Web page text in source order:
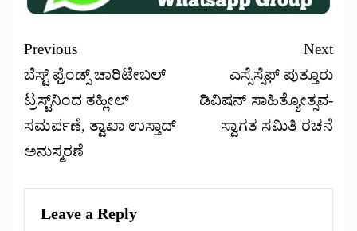
Previous
ಬೆಸ್ಟ್ ಫ್ರೆಂಡ್ಸ್ ಚಾರಿಟೇಬಲ್
ಟ್ರಸ್ಟ್‌ನಿಂದ ತಹ್ಲೀಲ್
ಸಮರ್ಪಣೆ, ತ್ವಾಖಾ ಉಸ್ತಾದ್
ಅನುಸ್ಮರಣೆ
Next
ಎಸ್ಸೆಸ್ಸೆಫ್ ಪುತ್ತೂರು
ಡಿವಿಷನ್ ಸಾಹಿತ್ಯೋತ್ಸವ-
ಸ್ವಾಗತ ಸಮಿತಿ ರಚನೆ
Leave a Reply